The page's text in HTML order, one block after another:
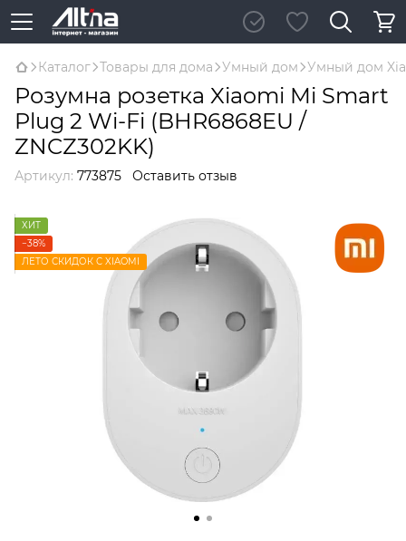
Каталог Товары для дома Умный дом Умный дом
Розумна розетка Xiaomi Mi Smart
Plug 2 Wi-Fi (BHR6868EU /
ZNCZ302KK)
Артикул: 773875 Оставить отзыв
ХИТ
−38%
ЛЕТО СКИДОК С XIAOMI